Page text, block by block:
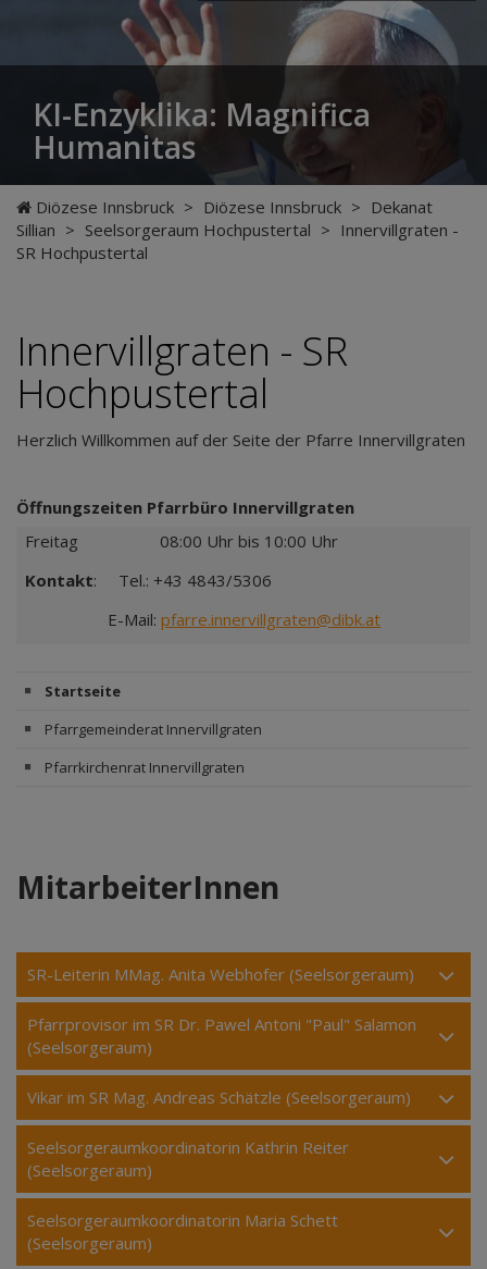
KI-Enzyklika: Magnifica
Humanitas
Diözese Innsbruck > Diözese Innsbruck > Dekanat
Sillian > Seelsorgeraum Hochpustertal > Innervillgraten -
SR Hochpustertal
Innervillgraten - SR
Hochpustertal
Herzlich Willkommen auf der Seite der Pfarre Innervillgraten
Öffnungszeiten Pfarrbüro Innervillgraten
Freitag
08:00 Uhr bis 10:00 Uhr
Kontakt: Tel.: +43 4843/5306
E-Mail: pfarre.innervillgraten@dibk.at
Startseite
Pfarrgemeinderat Innervillgraten
Pfarrkirchenrat Innervillgraten
MitarbeiterInnen
SR-Leiterin MMag. Anita Webhofer (Seelsorgeraum)
Pfarrprovisor im SR Dr. Pawel Antoni "Paul" Salamon
(Seelsorgeraum)
Vikar im SR Mag. Andreas Schätzle (Seelsorgeraum)
Seelsorgeraumkoordinatorin Kathrin Reiter
(Seelsorgeraum)
Seelsorgeraumkoordinatorin Maria Schett
(Seelsorgeraum)